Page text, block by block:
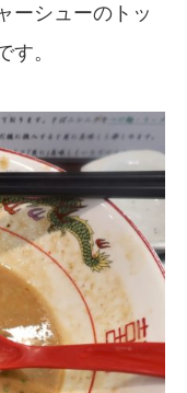
ーシューのトッ
す。